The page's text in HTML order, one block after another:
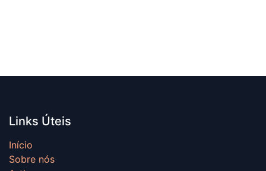
Links Úteis
Início
Sobre nós